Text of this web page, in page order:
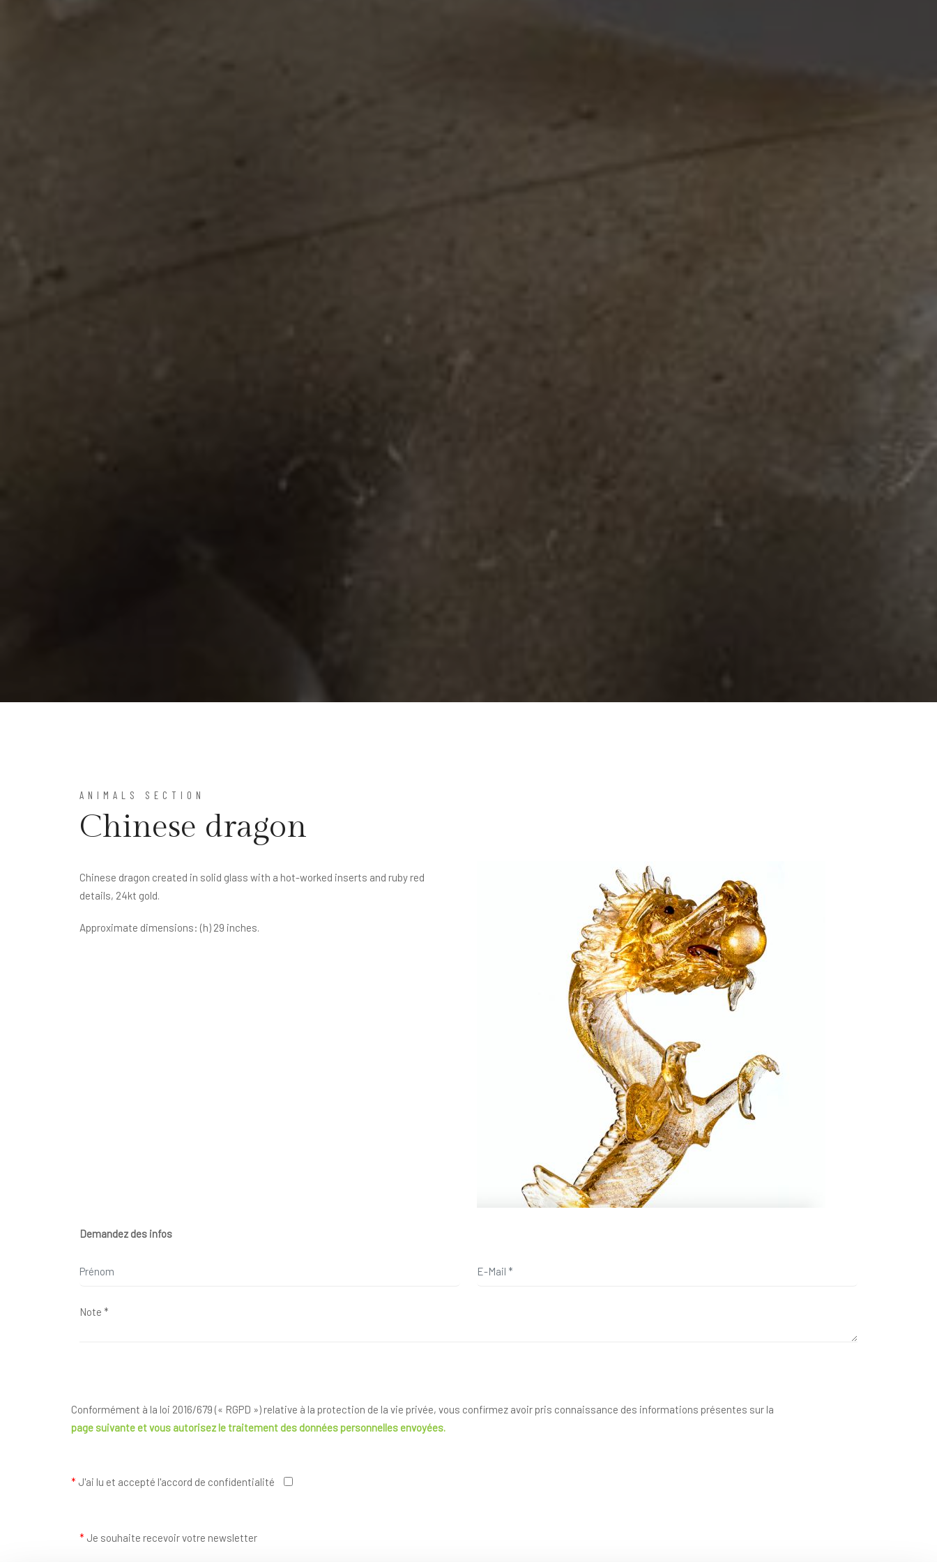
ANIMALS SECTION
Chinese dragon
Chinese dragon created in solid glass with a hot-worked inserts and ruby red
details, 24kt gold.
Approximate dimensions: (h) 29 inches.
Demandez des infos
Conformément à la loi 2016/679 (« RGPD ») relative à la protection de la vie privée, vous confirmez avoir pris connaissance des informations présentes sur la
page suivanteet vous autorisez le traitement des données personnelles envoyées.
* J'ai lu et accepté l'accord de confidentialité
* Je souhaite recevoir votre newsletter